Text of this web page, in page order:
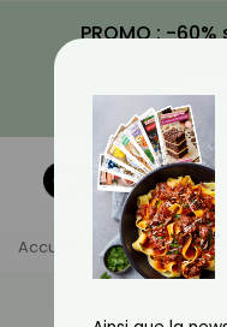
PROMO : -
Accueil Actus Bien-